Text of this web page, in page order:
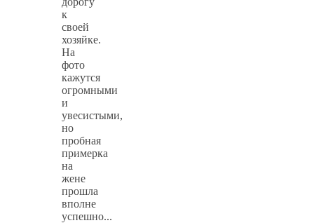
к
своей
хозяйке.
На
фото
кажутся
огромными
и
увесистыми,
но
пробная
примерка
на
жене
прошла
вполне
успешно...